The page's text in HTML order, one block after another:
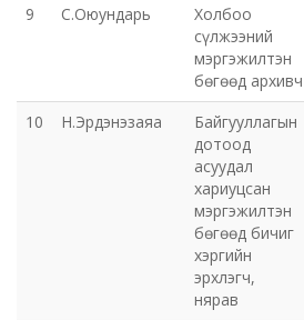
Орхон аймаг дахь Эрүүл
Эрдэнэт цэцэрлэгт хүрээлэн
захиргаа
Эрдэнэт шинжлэх ухаан,
9 С.Оюундарь
Холбоо
сүлжээний
мэргэжилтэн
бөгөөд архивч
10 Н.Эрдэнэзаяа
Байгууллагын
дотоод
асуудал
хариуцсан
мэргэжилтэн
бөгөөд бичиг
хэргийн
эрхлэгч,
нярав